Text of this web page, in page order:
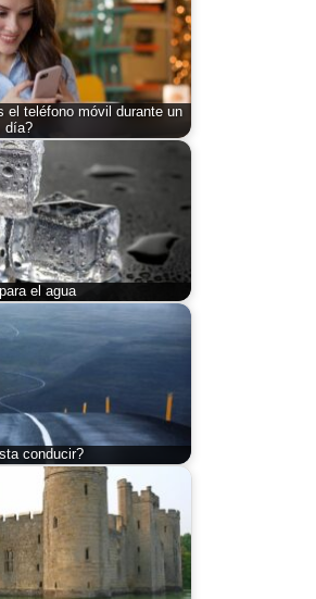
el teléfono móvil durante un
día?
el agua
conducir?